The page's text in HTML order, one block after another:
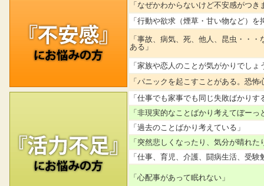
「なぜかわからないけど不安感がつき
「行動や欲求（煙草・甘い物など）を
「事故、病気、死、他人、昆虫・・・
ある」
「家族や恋人のことが気がかりでしょ
「パニックを起こすことがある。恐怖
「仕事でも家事でも同じ失敗ばかりす
「非現実的なことばかり考えてぼーっ
「過去のことばかり考えている」
「突然悲しくなったり、気分が晴れた
「仕事、育児、介護、闘病生活、受験
「心配事があって眠れない」